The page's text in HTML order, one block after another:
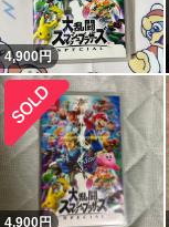
4,900円
4,900円